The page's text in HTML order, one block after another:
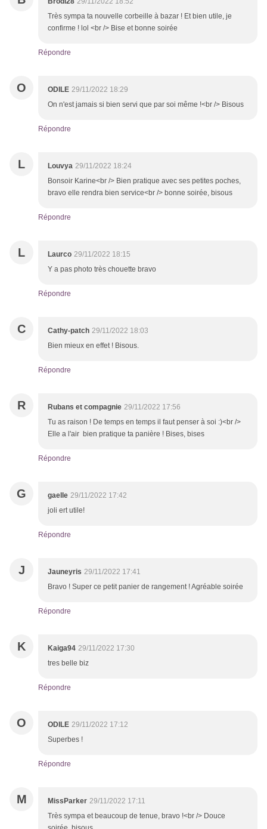
Très sympa ta nouvelle corbeille à bazar ! Et bien utile, je
confirme ! lol <br /> Bise et bonne soirée
Répondre
O ODILE 29/11/2022 18:29
On n'est jamais si bien servi que par soi même !<br /> Bisous
Répondre
L Louvya 29/11/2022 18:24
Bonsoir Karine<br /> Bien pratique avec ses petites poches,
bravo elle rendra bien service<br /> bonne soirée, bisous
Répondre
L Laurco 29/11/2022 18:15
Y a pas photo très chouette bravo
Répondre
C Cathy-patch 29/11/2022 18:03
Bien mieux en effet ! Bisous.
Répondre
R Rubans et compagnie 29/11/2022 17:56
Tu as raison ! De temps en temps il faut penser à soi :)<br />
Elle a l'air bien pratique ta panière ! Bises, bises
Répondre
G gaelle 29/11/2022 17:42
joli ert utile!
Répondre
J Jauneyris 29/11/2022 17:41
Bravo ! Super ce petit panier de rangement ! Agréable soirée
Répondre
K Kaiga94 29/11/2022 17:30
tres belle biz
Répondre
O ODILE 29/11/2022 17:12
Superbes !
Répondre
M MissParker 29/11/2022 17:11
Très sympa et beaucoup de tenue, bravo !<br /> Douce